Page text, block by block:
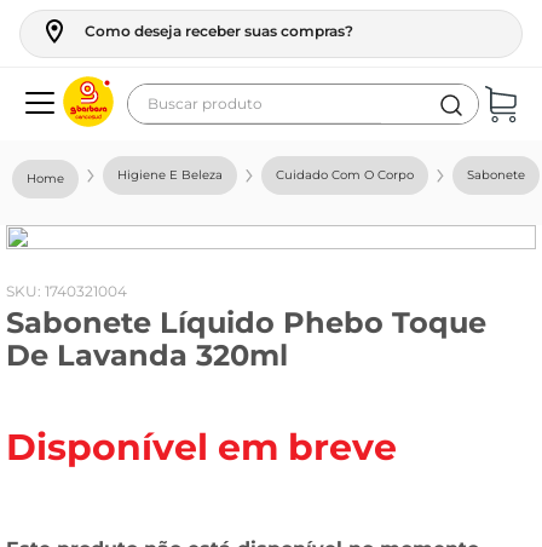
Como deseja receber suas compras?
Buscar produto
Higiene E Beleza Cuidado Com O Corpo Sabonete
: 1740321004
Sabonete Líquido Phebo Toque
De Lavanda 320ml
Disponível em breve
geladeira
fogao
café
cerveja
leite